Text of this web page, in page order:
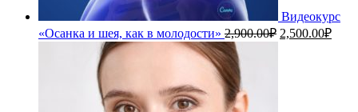
Видеокурс
«Осанка и шея, как в молодости» 2,900.00₽ 2,500.00₽